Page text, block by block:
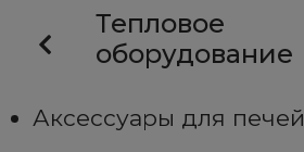
Тепловое
оборудование
Аксессуары для печей